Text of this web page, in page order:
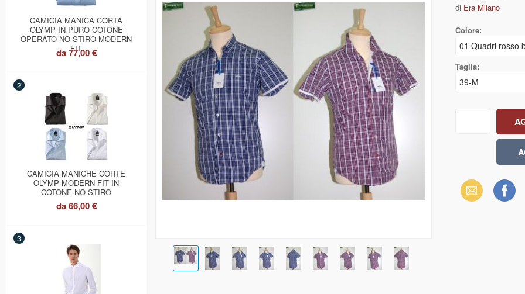
CAMICIA MANICA CORTA
OLYMP IN PURO COTONE
OPERATO NO STIRO MODERN
FIT
da77,00 €
2
CAMICIA MANICHE CORTE
OLYMP MODERN FIT IN
COTONE NO STIRO
da66,00 €
3
di Era Milano
Colore:
Taglia:
Email Facebook